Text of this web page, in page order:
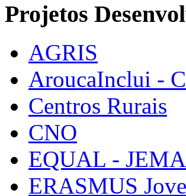
Projetos
AGRIS
AroucaInclui -
Centros Rurais
CNO
EQUAL - JEMA
ERASMUS